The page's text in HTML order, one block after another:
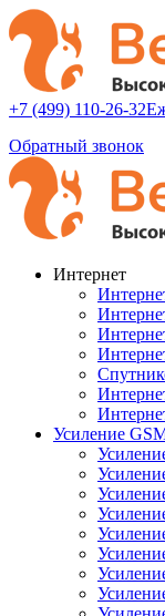
+7 (499) 110-26-32
Обратный звонок
Интернет
Усиление